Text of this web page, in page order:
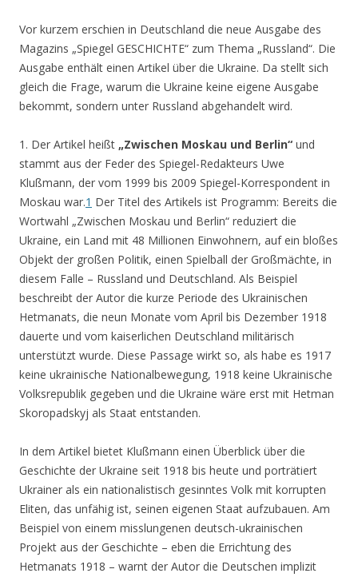
Vor kurzem erschien in Deutschland die neue Ausgabe des
Magazins „Spiegel GESCHICHTE“ zum Thema „Russland“. Die
Ausgabe enthält einen Artikel über die Ukraine. Da stellt sich
gleich die Frage, warum die Ukraine keine eigene Ausgabe
bekommt, sondern unter Russland abgehandelt wird.
1. Der Artikel heißt „Zwischen Moskau und Berlin“ und
stammt aus der Feder des Spiegel-Redakteurs Uwe
Klußmann, der vom 1999 bis 2009 Spiegel-Korrespondent in
Moskau war.1 Der Titel des Artikels ist Programm: Bereits die
Wortwahl „Zwischen Moskau und Berlin“ reduziert die
Ukraine, ein Land mit 48 Millionen Einwohnern, auf ein bloßes
Objekt der großen Politik, einen Spielball der Großmächte, in
diesem Falle – Russland und Deutschland. Als Beispiel
beschreibt der Autor die kurze Periode des Ukrainischen
Hetmanats, die neun Monate vom April bis Dezember 1918
dauerte und vom kaiserlichen Deutschland militärisch
unterstützt wurde. Diese Passage wirkt so, als habe es 1917
keine ukrainische Nationalbewegung, 1918 keine Ukrainische
Volksrepublik gegeben und die Ukraine wäre erst mit Hetman
Skoropadskyj als Staat entstanden.
In dem Artikel bietet Klußmann einen Überblick über die
Geschichte der Ukraine seit 1918 bis heute und porträtiert
Ukrainer als ein nationalistisch gesinntes Volk mit korrupten
Eliten, das unfähig ist, seinen eigenen Staat aufzubauen. Am
Beispiel von einem misslungenen deutsch-ukrainischen
Projekt aus der Geschichte – eben die Errichtung des
Hetmanats 1918 – warnt der Autor die Deutschen implizit